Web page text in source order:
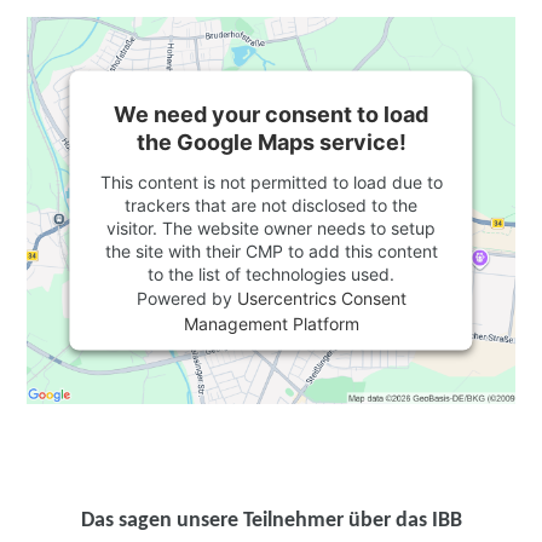
We need your consent to load
the Google Maps service!
This content is not permitted to load due to
trackers that are not disclosed to the
visitor. The website owner needs to setup
the site with their CMP to add this content
to the list of technologies used.
Powered by Usercentrics Consent
Management Platform
Das sagen unsere Teilnehmer über das IBB